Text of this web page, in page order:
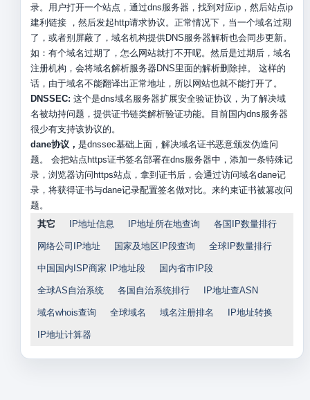
录。用户打开一个站点，通过dns服务器，找到对应ip，然后站点ip
建利链接 ，然后发起http请求协议。正常情况下，当一个域名过期
了，或者别屏蔽了，域名机构提供DNS服务器解析也会同步更新。
如：有个域名过期了，怎么网站就打不开呢。然后是过期后，域名
注册机构，会将域名解析服务器DNS里面的解析删除掉。 这样的
话，由于域名不能翻译出正常地址，所以网站也就不能打开了。
DNSSEC: 这个是dns域名服务器扩展安全验证协议，为了解决域
名被劫持问题，提供证书链类解析验证功能。目前国内dns服务器
很少有支持该协议的。
dane协议， 是dnssec基础上面，解决域名证书恶意颁发伪造问
题。 会把站点https证书签名部署在dns服务器中，添加一条特殊记
录，浏览器访问https站点，拿到证书后，会通过访问域名dane记
录，将获得证书与dane记录配置签名做对比。来约束证书被篡改问
题。
其它
IP地址信息 IP地址所在地查询 各国IP数量排行
网络公司IP地址 国家及地区IP段查询 全球IP数量排行
中国国内ISP商家 IP地址段 国内省市IP段
全球AS自治系统 各国自治系统排行 IP地址查ASN
域名whois查询 全球域名 域名注册排名 IP地址转换
IP地址计算器